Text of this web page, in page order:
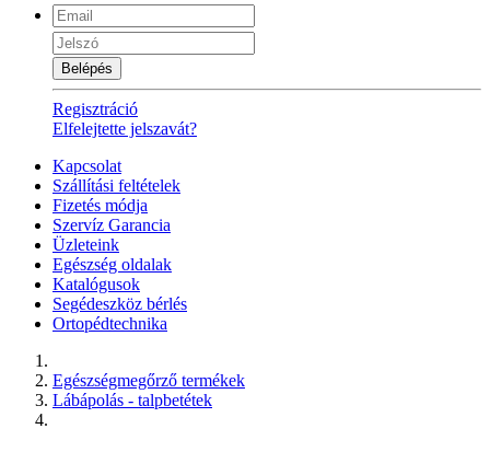
Belépés
Regisztráció
Elfelejtette jelszavát?
Kapcsolat
Szállítási feltételek
Fizetés módja
Szervíz Garancia
Üzleteink
Egészség oldalak
Katalógusok
Segédeszköz bérlés
Ortopédtechnika
Egészségmegőrző termékek
Lábápolás - talpbetétek